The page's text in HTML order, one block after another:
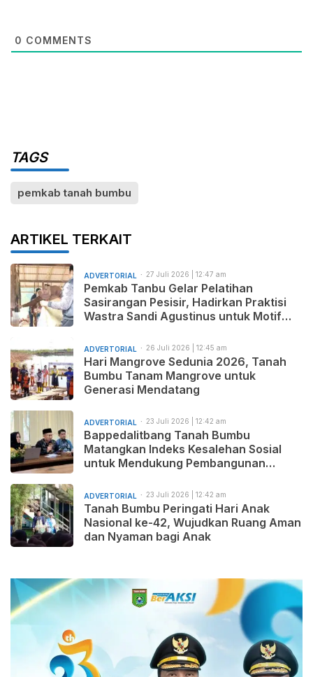
0 COMMENTS
TAGS
pemkab tanah bumbu
ARTIKEL TERKAIT
ADVERTORIAL 27 Juli 2026 | 12:47 am
Pemkab Tanbu Gelar Pelatihan
Sasirangan Pesisir, Hadirkan Praktisi
Wastra Sandi Agustinus untuk Motif
ADVERTORIAL 26 Juli 2026 | 12:45 am
Hari Mangrove Sedunia 2026, Tanah
Bumbu Tanam Mangrove untuk
Generasi Mendatang
ADVERTORIAL 23 Juli 2026 | 12:42 am
Bappedalitbang Tanah Bumbu
Matangkan Indeks Kesalehan Sosial
untuk Mendukung Pembangunan
Beradab
ADVERTORIAL 23 Juli 2026 | 12:42 am
Tanah Bumbu Peringati Hari Anak
Nasional ke-42, Wujudkan Ruang Aman
dan Nyaman bagi Anak